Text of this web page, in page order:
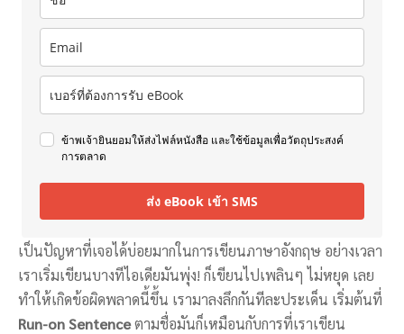
ข้าพเจ้ายินยอมให้ส่งไฟล์หนังสือ และใช้ข้อมูลเพื่อวัตถุประสงค์
การตลาด
ส่ง eBook เข้า SMS
เป็นปัญหาที่เจอได้บ่อยมากในการเขียนภาษาอังกฤษ อย่างเวลา
เราเริ่มเขียนบางทีไอเดียมันพุ่ง! ก็เขียนไปเพลินๆ ไม่หยุด เลย
ทำให้เกิดข้อผิดพลาดนี้ขึ้น เรามาลงลึกกันทีละประเด็น เริ่มต้นที่
Run-on Sentenceตามชื่อมันก็เหมือนกับการที่เราเขียน